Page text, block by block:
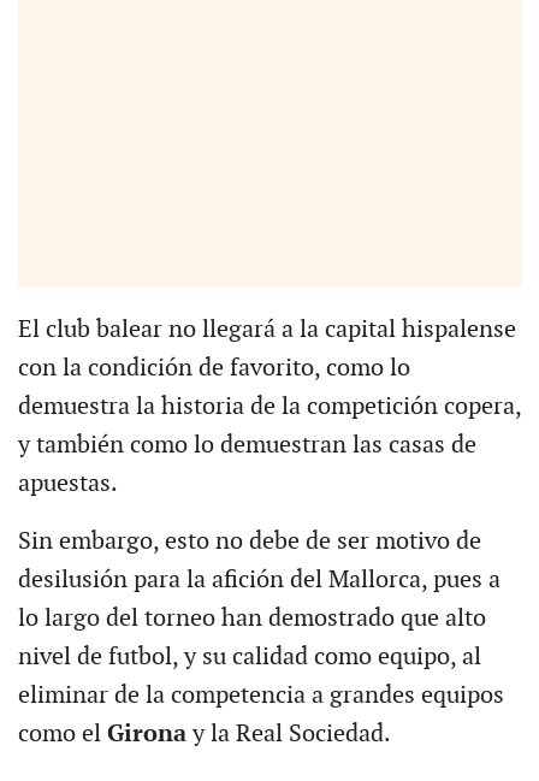
El club balear no llegará a la capital hispalense
con la condición de favorito, como lo
demuestra la historia de la competición copera,
y también como lo demuestran las casas de
apuestas.
Sin embargo, esto no debe de ser motivo de
desilusión para la afición del Mallorca, pues a
lo largo del torneo han demostrado que alto
nivel de futbol, y su calidad como equipo, al
eliminar de la competencia a grandes equipos
como el Gironay la Real Sociedad.